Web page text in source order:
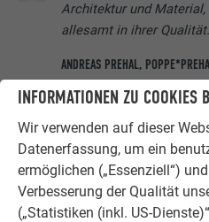
INFORMATIONEN ZU COOKIES
Wir verwenden auf dieser
Datenerfassung, um ein
ermöglichen („Essenziell“)
Verbesserung der Qualität
(„Statistiken (inkl. US-
Architektur und
allesamt in ihrer Qualität.
ANDREAS PREHAL,
WEITERE INFOS: